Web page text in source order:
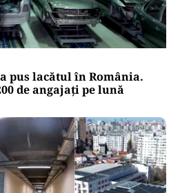
pus lacătul în România.
de angajați pe lună